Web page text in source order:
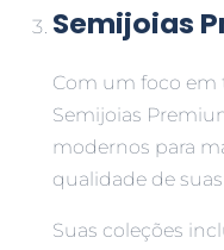
Semijoias
Com um foco em
Semijoias
modernos para
qualidade de
Suas coleções